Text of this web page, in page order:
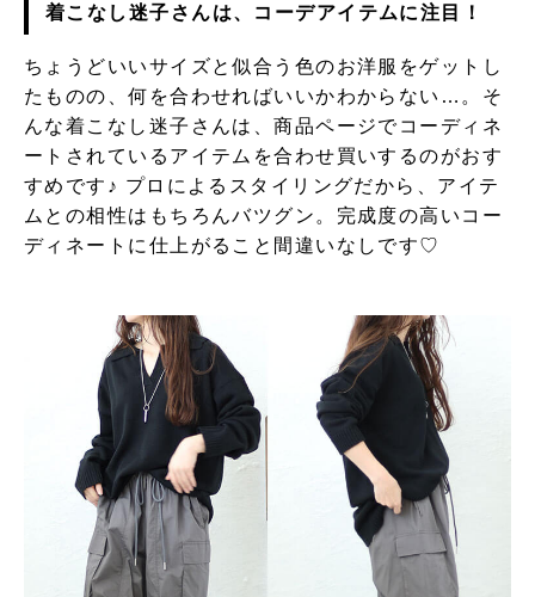
着こなし迷子さんは、コーデアイテムに注目！
ちょうどいいサイズと似合う色のお洋服をゲットし
たものの、何を合わせればいいかわからない…。そ
んな着こなし迷子さんは、商品ページでコーディネ
ートされているアイテムを合わせ買いするのがおす
すめです♪ プロによるスタイリングだから、アイテ
ムとの相性はもちろんバツグン。完成度の高いコー
ディネートに仕上がること間違いなしです♡